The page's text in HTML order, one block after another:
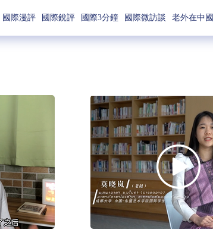
國際漫評 國際銳評 國際3分鐘 國際微訪談 老外在中國